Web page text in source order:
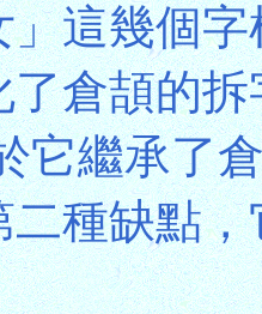
這幾個
倉頡的
它繼承了
種缺點